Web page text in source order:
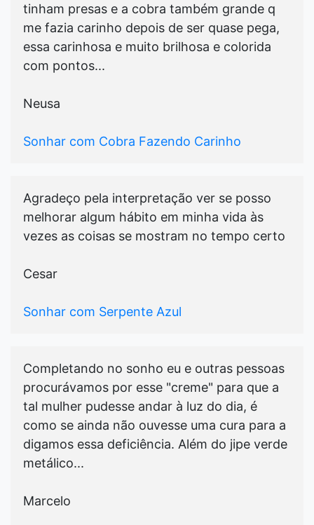
tinham presas e a cobra também grande q
me fazia carinho depois de ser quase pega,
essa carinhosa e muito brilhosa e colorida
com pontos...
Neusa
Sonhar com Cobra Fazendo Carinho
Agradeço pela interpretação ver se posso
melhorar algum hábito em minha vida às
vezes as coisas se mostram no tempo certo
Cesar
Sonhar com Serpente Azul
Completando no sonho eu e outras pessoas
procurávamos por esse "creme" para que a
tal mulher pudesse andar à luz do dia, é
como se ainda não ouvesse uma cura para a
digamos essa deficiência. Além do jipe verde
metálico...
Marcelo